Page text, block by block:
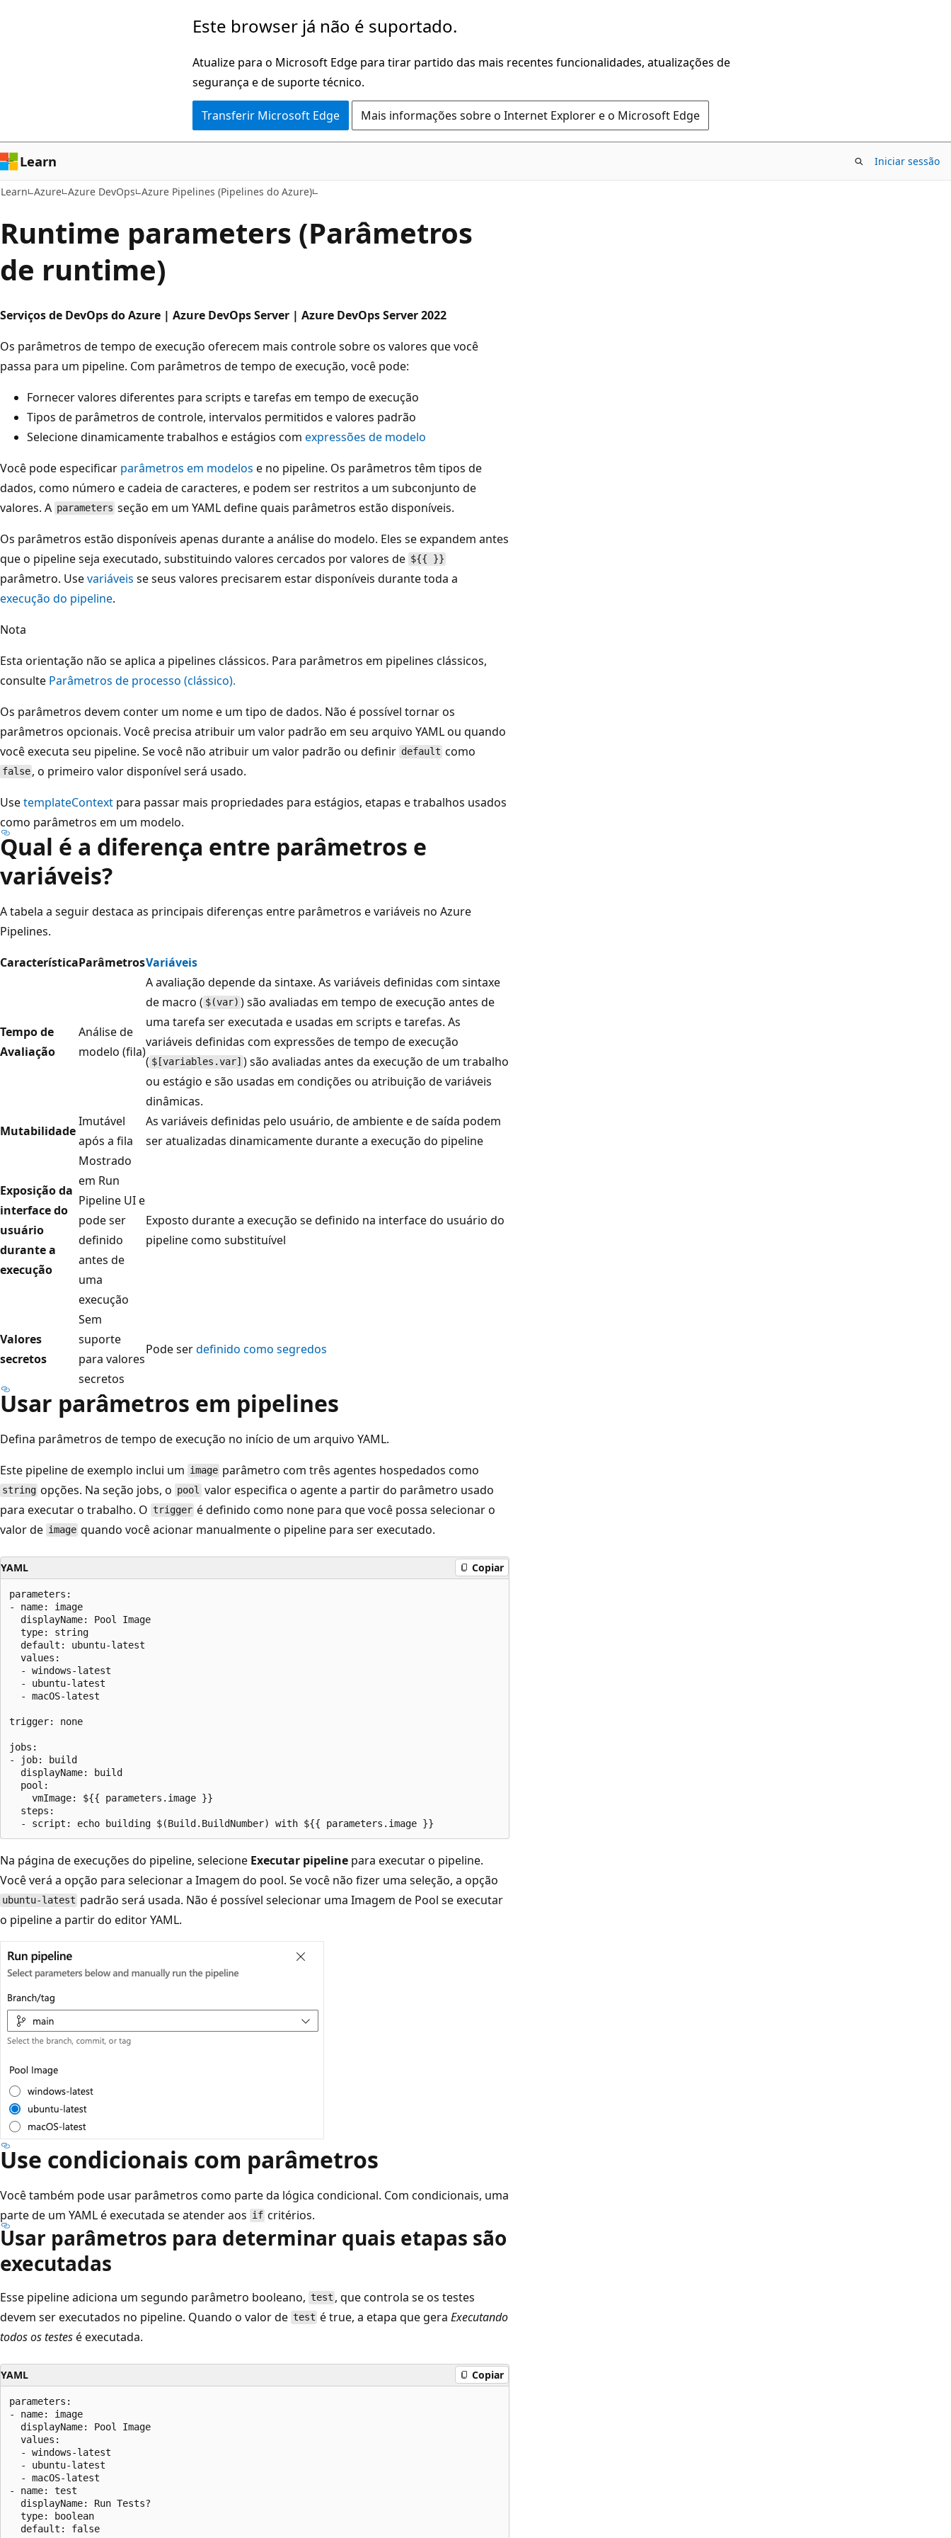
Este browser já não é suportado.
Atualize para o Microsoft Edge para tirar partido das mais recentes funcionalidades, atualizações de
segurança e de suporte técnico.
Transferir Microsoft Edge Mais informações sobre o Internet Explorer e o Microsoft Edge
Learn Iniciar sessão
Learn Azure Azure DevOps Azure Pipelines (Pipelines do Azure)
Runtime parameters (Parâmetros
de runtime)
Serviços de DevOps do Azure | Azure DevOps Server | Azure DevOps Server 2022
Os parâmetros de tempo de execução oferecem mais controle sobre os valores que você
passa para um pipeline. Com parâmetros de tempo de execução, você pode:
Fornecer valores diferentes para scripts e tarefas em tempo de execução
Tipos de parâmetros de controle, intervalos permitidos e valores padrão
Selecione dinamicamente trabalhos e estágios com expressões de modelo
Você pode especificar parâmetros em modelos e no pipeline. Os parâmetros têm tipos de
dados, como número e cadeia de caracteres, e podem ser restritos a um subconjunto de
valores. A parameters seção em um YAML define quais parâmetros estão disponíveis.
Os parâmetros estão disponíveis apenas durante a análise do modelo. Eles se expandem antes
que o pipeline seja executado, substituindo valores cercados por valores de ${{ }}
parâmetro. Usevariáveis se seus valores precisarem estar disponíveis durante toda a
execução do pipeline.
Nota
Esta orientação não se aplica a pipelines clássicos. Para parâmetros em pipelines clássicos,
consulte Parâmetros de processo (clássico).
Os parâmetros devem conter um nome e um tipo de dados. Não é possível tornar os
parâmetros opcionais. Você precisa atribuir um valor padrão em seu arquivo YAML ou quando
você executa seu pipeline. Se você não atribuir um valor padrão ou definir default como
false , o primeiro valor disponível será usado.
UsetemplateContext para passar mais propriedades para estágios, etapas e trabalhos usados
como parâmetros em um modelo.
Qual é a diferença entre parâmetros e
variáveis?
A tabela a seguir destaca as principais diferenças entre parâmetros e variáveis no Azure
Pipelines.
CaracterísticaParâmetrosVariáveis
Tempo de
Avaliação
Análise de
modelo (fila)
A avaliação depende da sintaxe. As variáveis definidas com sintaxe
de macro ( $(var) ) são avaliadas em tempo de execução antes de
uma tarefa ser executada e usadas em scripts e tarefas. As
variáveis definidas com expressões de tempo de execução
( $[variables.var] ) são avaliadas antes da execução de um trabalho
ou estágio e são usadas em condições ou atribuição de variáveis
dinâmicas.
Mutabilidade
Imutável
após a fila
As variáveis definidas pelo usuário, de ambiente e de saída podem
ser atualizadas dinamicamente durante a execução do pipeline
Exposição da
interface do
usuário
durante a
execução
Mostrado
em Run
Pipeline UI e
pode ser
definido
antes de
uma
execução
Exposto durante a execução se definido na interface do usuário do
pipeline como substituível
Valores
secretos
Sem
suporte
para valores
secretos
Pode serdefinido como segredos
Usar parâmetros em pipelines
Defina parâmetros de tempo de execução no início de um arquivo YAML.
Este pipeline de exemplo inclui um image parâmetro com três agentes hospedados como
string opções. Na seção jobs, o pool valor especifica o agente a partir do parâmetro usado
para executar o trabalho. O trigger é definido como none para que você possa selecionar o
valor de image quando você acionar manualmente o pipeline para ser executado.
YAML Copiar
parameters:
- name: image
  displayName: Pool Image
  type: string
  default: ubuntu-latest
  values:
  - windows-latest
  - ubuntu-latest
  - macOS-latest
trigger: none
jobs:
- job: build
  displayName: build
  pool:
    vmImage: ${{ parameters.image }}
  steps:
Na página de execuções do pipeline, selecione Executar pipeline para executar o pipeline.
Você verá a opção para selecionar a Imagem do pool. Se você não fizer uma seleção, a opção
ubuntu-latest padrão será usada. Não é possível selecionar uma Imagem de Pool se executar
o pipeline a partir do editor YAML.
Use condicionais com parâmetros
Você também pode usar parâmetros como parte da lógica condicional. Com condicionais, uma
parte de um YAML é executada se atender aos if critérios.
Usar parâmetros para determinar quais etapas são
executadas
Esse pipeline adiciona um segundo parâmetro booleano, test , que controla se os testes
devem ser executados no pipeline. Quando o valor de test é true, a etapa que geraExecutando
todos os testesé executada.
YAML Copiar
parameters:
- name: image
  displayName: Pool Image
  values:
  - windows-latest
  - ubuntu-latest
  - macOS-latest
- name: test
  displayName: Run Tests?
  type: boolean
  default: false